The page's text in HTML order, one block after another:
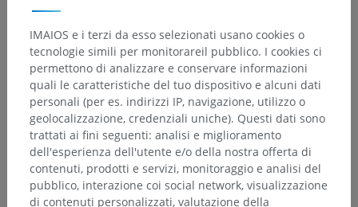
Traduzioni
Hai notato un errore?
Non esitare a suggerire una correzione, traduzione o
un miglioramento dei contenuti.
Segnala un problema
IMAIOS e i terzi da esso selezionati usano cookies o
tecnologie simili per monitorareil pubblico. I cookies ci
permettono di analizzare e conservare informazioni
quali le caratteristiche del tuo dispositivo e alcuni dati
personali (per es. indirizzi IP, navigazione, utilizzo o
geolocalizzazione, credenziali uniche). Questi dati sono
trattati ai fini seguenti: analisi e miglioramento
dell'esperienza dell'utente e/o della nostra offerta di
contenuti, prodotti e servizi, monitoraggio e analisi del
pubblico, interazione coi social network, visualizzazione
di contenuti personalizzati, valutazione della